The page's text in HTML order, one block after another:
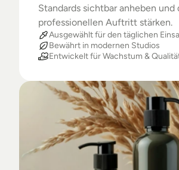
Standards sichtbar anheben und
professionellen Auftritt stärken.
Ausgewählt für den täglichen
Bewährt in modernen Studios
Entwickelt für Wachstum &